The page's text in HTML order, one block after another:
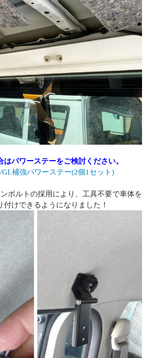
パワーステーをご検討ください。
GL補強パワーステー(2個1セット)
ボルトの採用により、工具不要で車体を
けできるようになりました！